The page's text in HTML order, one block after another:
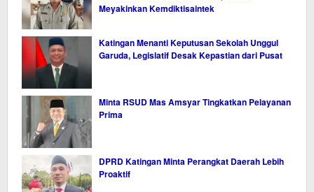
Meyakinkan Kemdiktisaintek
Katingan Menanti Keputusan Sekolah Unggul
Garuda, Legislatif Desak Kepastian dari Pusat
Minta RSUD Mas Amsyar Tingkatkan Pelayanan
Prima
DPRD Katingan Minta Perangkat Daerah Lebih
Proaktif